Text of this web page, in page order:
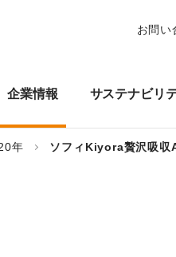
企業情報 サステナビリ
お問い
年 ソフィKiyora贅沢吸収